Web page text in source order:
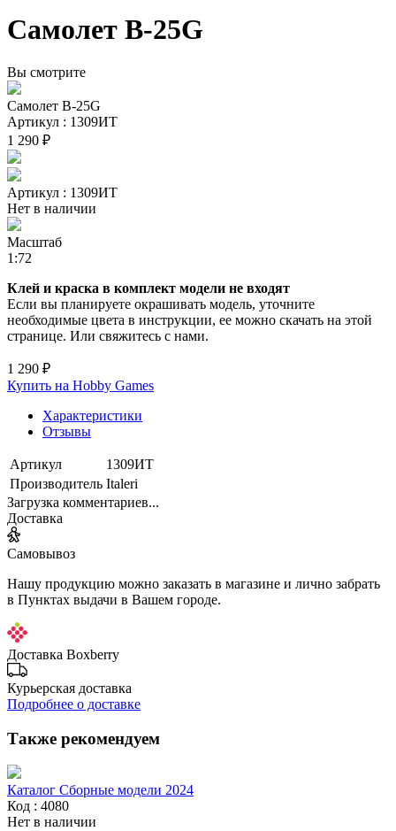
Самолет В-25G
Вы смотрите
Самолет В-25G
Артикул : 1309ИТ
1 290 ₽
Артикул : 1309ИТ
Нет в наличии
Масштаб
1:72
Клей и краска в комплект модели не входят
Если вы планируете окрашивать модель, уточните
необходимые цвета в инструкции, ее можно скачать на этой
странице. Или свяжитесь с нами.
1 290 ₽
Купить на Hobby Games
Характеристики
Отзывы
Артикул
1309ИТ
Производитель Italeri
Загрузка комментариев...
Доставка
Самовывоз
Нашу продукцию можно заказать в магазине и лично забрать
в Пунктах выдачи в Вашем городе.
Доставка Boxberry
Курьерская доставка
Подробнее о доставке
Также рекомендуем
Каталог Сборные модели 2024
Код : 4080
Нет в наличии